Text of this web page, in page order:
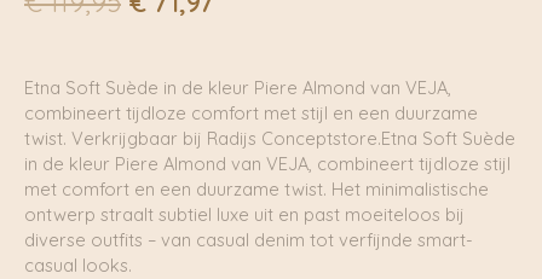
prijs
€ 119,95.€ 71,97.
Etna Soft Suède in de kleur Piere Almond van VEJA,
combineert tijdloze comfort met stijl en een duurzame
twist. Verkrijgbaar bij Radijs Conceptstore.Etna Soft Suède
in de kleur Piere Almond van VEJA, combineert tijdloze stijl
met comfort en een duurzame twist. Het minimalistische
ontwerp straalt subtiel luxe uit en past moeiteloos bij
diverse outfits – van casual denim tot verfijnde smart-
casual looks.